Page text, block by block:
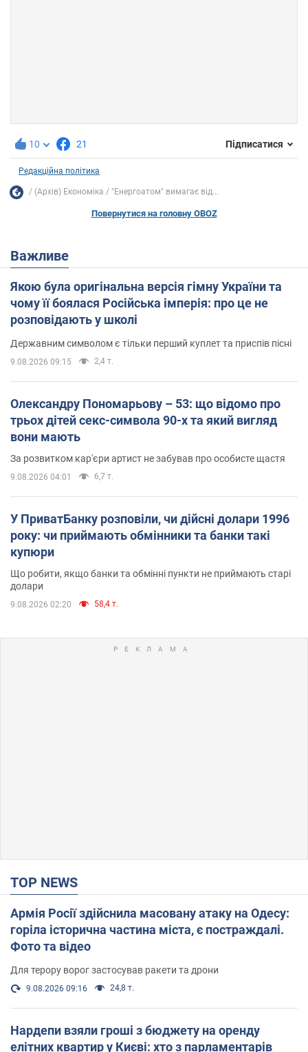
10 21 Підписатися
Редакційна політика
(Архів) Економіка "Енергоатом" вимагає від...
Повернутися на головну OBOZ
Важливе
Якою була оригінальна версія гімну України та
чому її боялася Російська імперія: про це не
розповідають у школі
Державним символом є тільки перший куплет та приспів пісні
9.08.2026 09:15 2,4 т.
Олександру Пономарьову – 53: що відомо про
трьох дітей секс-символа 90-х та який вигляд
вони мають
За розвитком кар'єри артист не забував про особисте щастя
9.08.2026 04:01 6,7 т.
У ПриватБанку розповіли, чи дійсні долари 1996
року: чи приймають обмінники та банки такі
купюри
Що робити, якщо банки та обмінні пункти не приймають старі
долари
9.08.2026 02:20 58,4 т.
TOP NEWS
Армія Росії здійснила масовану атаку на Одесу:
горіла історична частина міста, є постраждалі.
Фото та відео
Для терору ворог застосував ракети та дрони
9.08.2026 09:16 24,8 т.
Нардепи взяли гроші з бюджету на оренду
елітних квартир у Києві: хто з парламентарів